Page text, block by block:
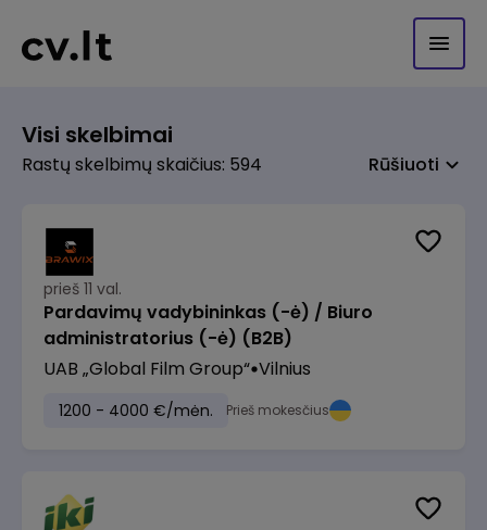
Visi skelbimai
Rastų skelbimų skaičius: 594 Rūšiuoti
prieš 11 val.
Pardavimų vadybininkas (-ė) / Biuro
administratorius (-ė) (B2B)
UAB „Global Film Group“ Vilnius
1200 - 4000 €/mėn. Prieš mokesčius